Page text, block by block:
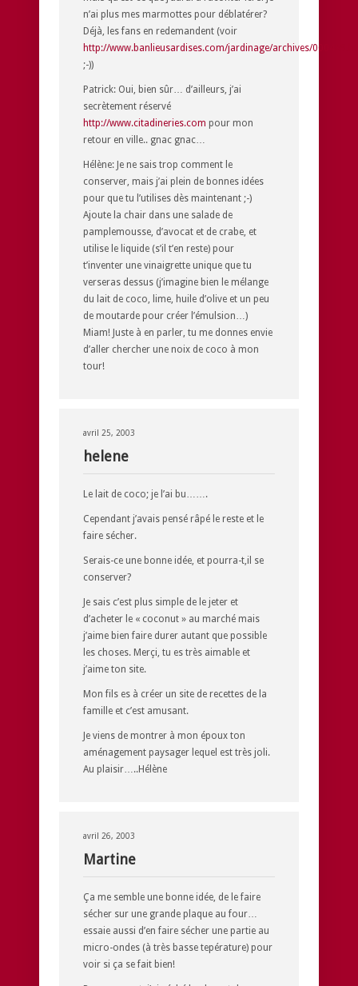
n’ai plus mes marmottes pour déblatérer?
Déjà, les fans en redemandent (voir
http://www.banlieusardises.com/jardinage/archives/
;-))
Patrick: Oui, bien sûr… d’ailleurs, j’ai
secrètement réservé
http://www.citadineries.com pour mon
retour en ville.. gnac gnac…
Hélène: Je ne sais trop comment le
conserver, mais j’ai plein de bonnes idées
pour que tu l’utilises dès maintenant ;-)
Ajoute la chair dans une salade de
pamplemousse, d’avocat et de crabe, et
utilise le liquide (s’il t’en reste) pour
t’inventer une vinaigrette unique que tu
verseras dessus (j’imagine bien le mélange
du lait de coco, lime, huile d’olive et un peu
de moutarde pour créer l’émulsion…)
Miam! Juste à en parler, tu me donnes envie
d’aller chercher une noix de coco à mon
tour!
avril 25, 2003
helene
Le lait de coco; je l’ai bu…….
Cependant j’avais pensé râpé le reste et le
faire sécher.
Serais-ce une bonne idée, et pourra-t,il se
conserver?
Je sais c’est plus simple de le jeter et
d’acheter le « coconut » au marché mais
j’aime bien faire durer autant que possible
les choses. Merçi, tu es très aimable et
j’aime ton site.
Mon fils es à créer un site de recettes de la
famille et c’est amusant.
Je viens de montrer à mon époux ton
aménagement paysager lequel est très joli.
Au plaisir…..Hélène
avril 26, 2003
Martine
Ça me semble une bonne idée, de le faire
sécher sur une grande plaque au four…
essaie aussi d’en faire sécher une partie au
micro-ondes (à très basse tepérature) pour
voir si ça se fait bien!